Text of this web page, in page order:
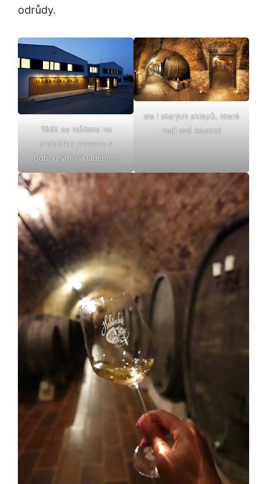
odrůdy.
Těšit se můžete na
prohlídku provozu s
odborným výkladem,…
ale i starých sklepů, které
mají své kouzlo!